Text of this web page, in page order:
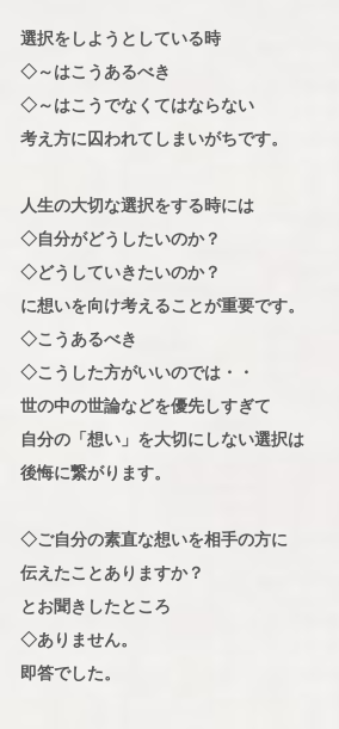
選択をしようとしている時
◇～はこうあるべき
◇～はこうでなくてはならない
考え方に囚われてしまいがちです。
人生の大切な選択をする時には
◇自分がどうしたいのか？
◇どうしていきたいのか？
に想いを向け考えることが重要です。
◇こうあるべき
◇こうした方がいいのでは・・
世の中の世論などを優先しすぎて
自分の「想い」を大切にしない選択は
後悔に繋がります。
◇ご自分の素直な想いを相手の方に
伝えたことありますか？
とお聞きしたところ
◇ありません。
即答でした。